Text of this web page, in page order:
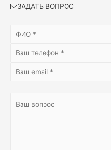
ЗАДАТЬ ВОПРОС